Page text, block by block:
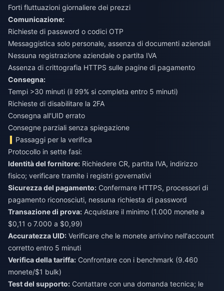
Forti fluttuazioni giornaliere dei prezzi
Comunicazione:
Richieste di password o codici OTP
Messaggistica solo personale, assenza di documenti aziendali
Nessuna registrazione aziendale o partita IVA
Assenza di crittografia HTTPS sulle pagine di pagamento
Consegna:
Tempi >30 minuti (il 99% si completa entro 5 minuti)
Richieste di disabilitare la 2FA
Consegna all'UID errato
Consegne parziali senza spiegazione
Passaggi per la verifica
Protocollo in sette fasi:
Identità del fornitore: Richiedere CR, partita IVA, indirizzo
fisico; verificare tramite i registri governativi
Sicurezza del pagamento: Confermare HTTPS, processori di
pagamento riconosciuti, nessuna richiesta di password
Transazione di prova: Acquistare il minimo (1.000 monete a
$0,11 o 7.000 a $0,99)
Accuratezza UID: Verificare che le monete arrivino nell'account
corretto entro 5 minuti
Verifica della tariffa: Confrontare con i benchmark (9.460
monete/$1 bulk)
Test del supporto: Contattare con una domanda tecnica; le